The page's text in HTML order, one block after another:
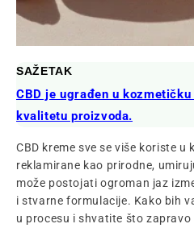
SAŽETAK
CBD je ugrađen u kozmetičku
kvalitetu proizvoda.
CBD kreme sve se više koriste u
reklamirane kao prirodne,
može postojati ogroman jaz
i stvarne formulacije. Kako bih
u procesu i shvatite što